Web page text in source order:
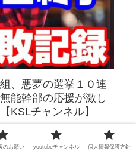
、悪夢の選挙１０連
能幹部の応援が激し
KSLチャンネル】
のお願い youtubeチャンネル 個人情報保護方針